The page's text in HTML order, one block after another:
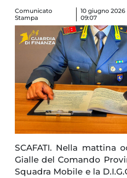
Comunicato
Stampa
10 giugno 2026
09:07
SCAFATI. Nella mattina
Gialle del Comando
Squadra Mobile e la